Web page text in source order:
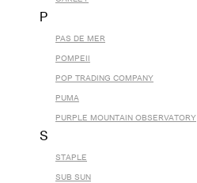
P
PAS DE MER
POMPEII
POP TRADING COMPANY
PUMA
PURPLE MOUNTAIN OBSERVATORY
S
STAPLE
SUB SUN